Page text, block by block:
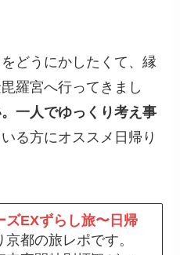
どうにかしたくて、縁
羅宮へ行ってきまし
。一人でゆっくり考え事
る方にオススメ日帰り
ズEXずらし旅〜日帰
都の旅レポです。